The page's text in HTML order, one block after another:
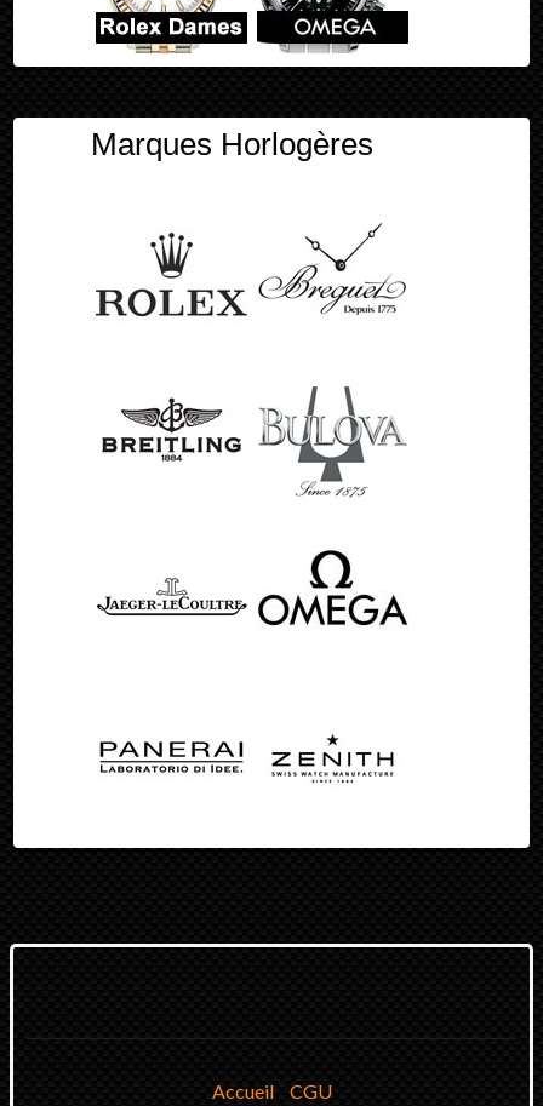
Marques Horlogères
Accueil CGU